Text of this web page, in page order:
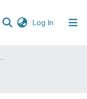
Log In (current)
І. Мечникова